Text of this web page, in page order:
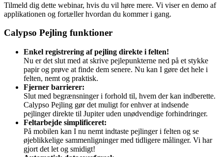
Tilmeld dig dette webinar, hvis du vil høre mere. Vi viser en demo af
applikationen og fortæller hvordan du kommer i gang.
Calypso Pejling funktioner
Enkel registrering af pejling direkte i felten!
Nu er det slut med at skrive pejlepunkterne ned på et stykke
papir og prøve at finde dem senere. Nu kan I gøre det hele i
felten, nemt og praktisk.
Fjerner barrierer:
Slut med begrænsninger i forhold til, hvem der kan indberette.
Calypso Pejling gør det muligt for enhver at indsende
pejlinger direkte til Jupiter uden unødvendige forhindringer.
Feltarbejde simplificeret:
På mobilen kan I nu nemt indtaste pejlinger i felten og se
øjeblikkelige sammenligninger med tidligere målinger. Vi har
gjort det let og smidigt!